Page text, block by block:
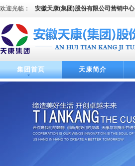
欢迎光临： 安徽天康(集团)股份有限公司营销中心
集团首页 天康简介